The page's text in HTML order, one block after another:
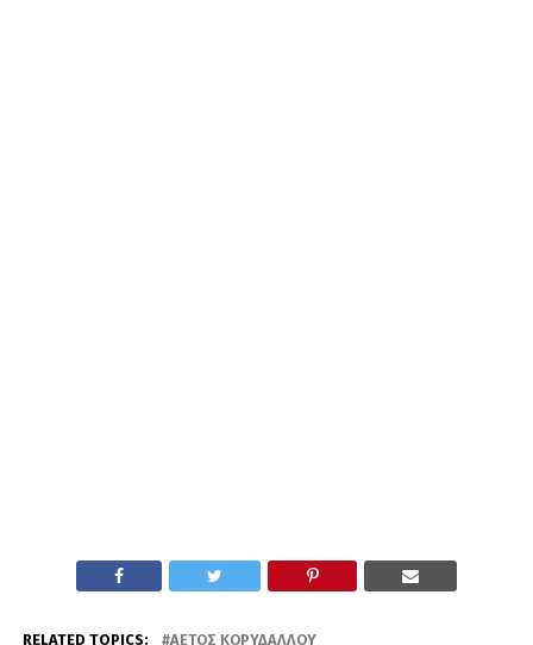
RELATED TOPICS:
ΑΕΤΌΣ ΚΟΡΥΔΑΛΛΟΎ